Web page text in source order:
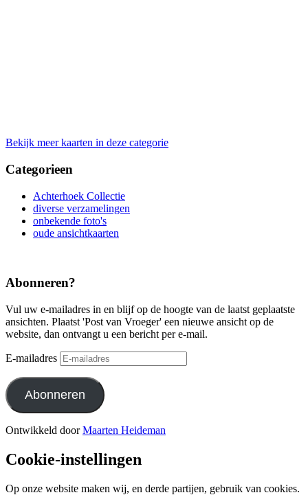
Bekijk meer kaarten in deze categorie
Categorieen
Achterhoek Collectie
diverse verzamelingen
onbekende foto's
oude ansichtkaarten
Abonneren?
Vul uw e-mailadres in en blijf op de hoogte van de laatst geplaatste
ansichten. Plaatst 'Post van Vroeger' een nieuwe ansicht op de
website, dan ontvangt u een bericht per e-mail.
E-mailadres
Abonneren
Ontwikkeld doorMaarten Heideman
Cookie-instellingen
Op onze website maken wij, en derde partijen, gebruik van cookies.